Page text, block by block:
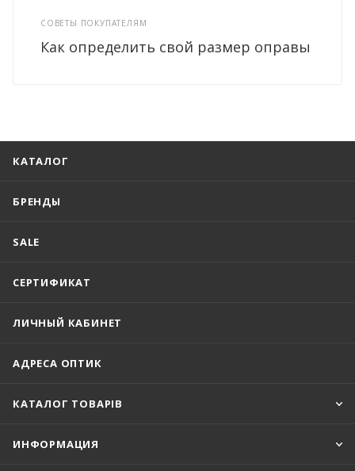
СОВЕТЫ ПОКУПАТЕЛЯМ
Как определить свой размер оправы
КАТАЛОГ
БРЕНДЫ
SALE
СЕРТИФИКАТ
ЛИЧНЫЙ КАБИНЕТ
АДРЕСА ОПТИК
КАТАЛОГ ТОВАРІВ
ИНФОРМАЦИЯ